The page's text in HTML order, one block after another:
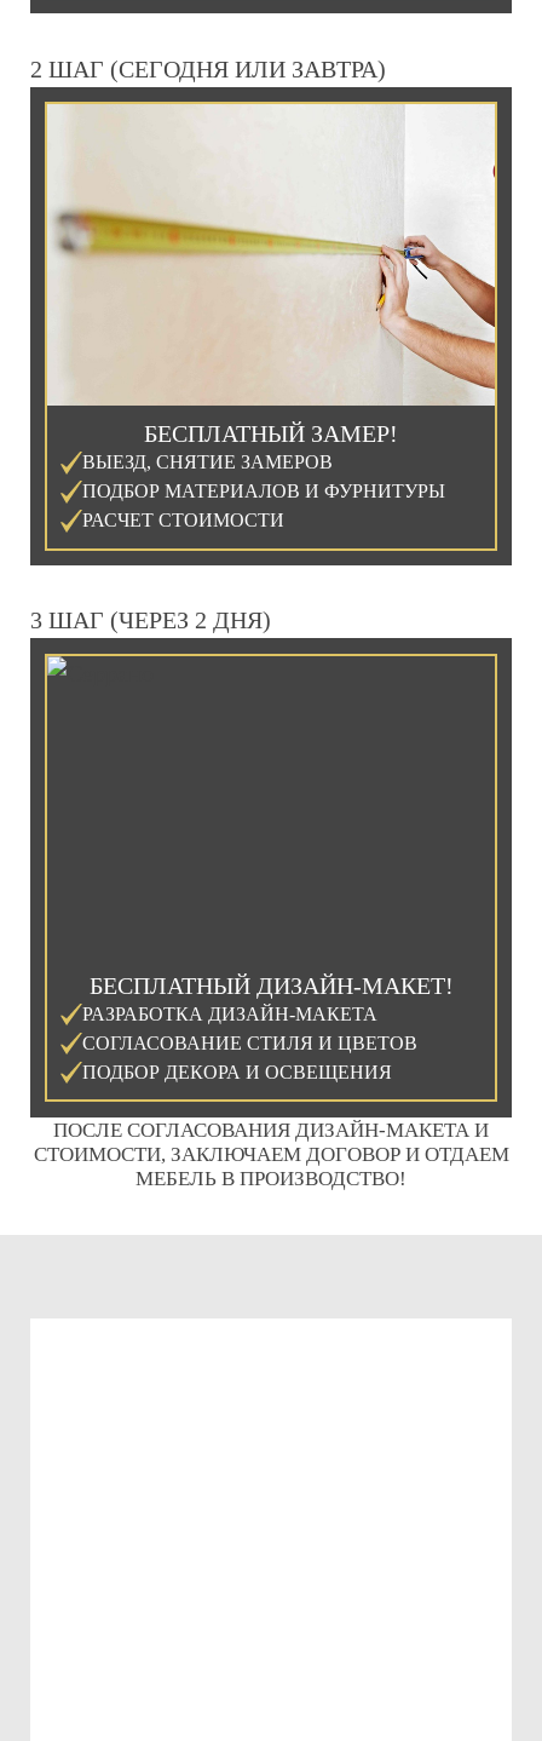
2 ШАГ (СЕГОДНЯ ИЛИ ЗАВТРА)
БЕСПЛАТНЫЙ ЗАМЕР!
ВЫЕЗД, СНЯТИЕ ЗАМЕРОВ
ПОДБОР МАТЕРИАЛОВ И ФУРНИТУРЫ
РАСЧЕТ СТОИМОСТИ
3 ШАГ (ЧЕРЕЗ 2 ДНЯ)
БЕСПЛАТНЫЙ ДИЗАЙН-МАКЕТ!
РАЗРАБОТКА ДИЗАЙН-МАКЕТА
СОГЛАСОВАНИЕ СТИЛЯ И ЦВЕТОВ
ПОДБОР ДЕКОРА И ОСВЕЩЕНИЯ
ПОСЛЕ СОГЛАСОВАНИЯ ДИЗАЙН-МАКЕТА И
СТОИМОСТИ, ЗАКЛЮЧАЕМ ДОГОВОР И ОТДАЕМ
МЕБЕЛЬ В ПРОИЗВОДСТВО!